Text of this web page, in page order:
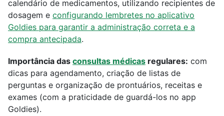
calendário de medicamentos, utilizando recipientes de
dosagem e configurando lembretes no aplicativo
Goldies para garantir a administração correta e a
compra antecipada.
Importância das consultas médicas regulares: com
dicas para agendamento, criação de listas de
perguntas e organização de prontuários, receitas e
exames (com a praticidade de guardá-los no app
Goldies).